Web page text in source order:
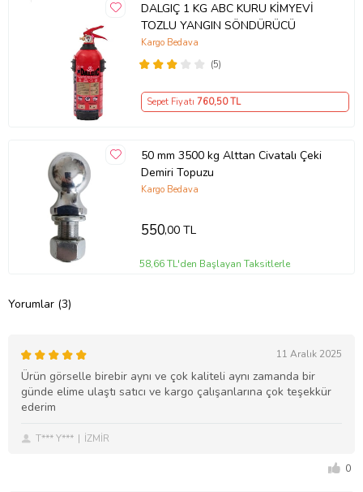
DALGIÇ 1 KG ABC KURU KİMYEVİ
TOZLU YANGIN SÖNDÜRÜCÜ
(5)
Kargo Bedava
Sepet Fiyatı 760,50 TL
50 mm 3500 kg Alttan Civatalı Çeki
Demiri Topuzu
Kargo Bedava
550,00 TL
58,66 TL'den Başlayan Taksitlerle
Yorumlar (3)
11 Aralık 2025
Ürün görselle birebir aynı ve çok kaliteli aynı zamanda bir
günde elime ulaştı satıcı ve kargo çalışanlarına çok teşekkür
ederim
T*** Y*** İZMİR
0